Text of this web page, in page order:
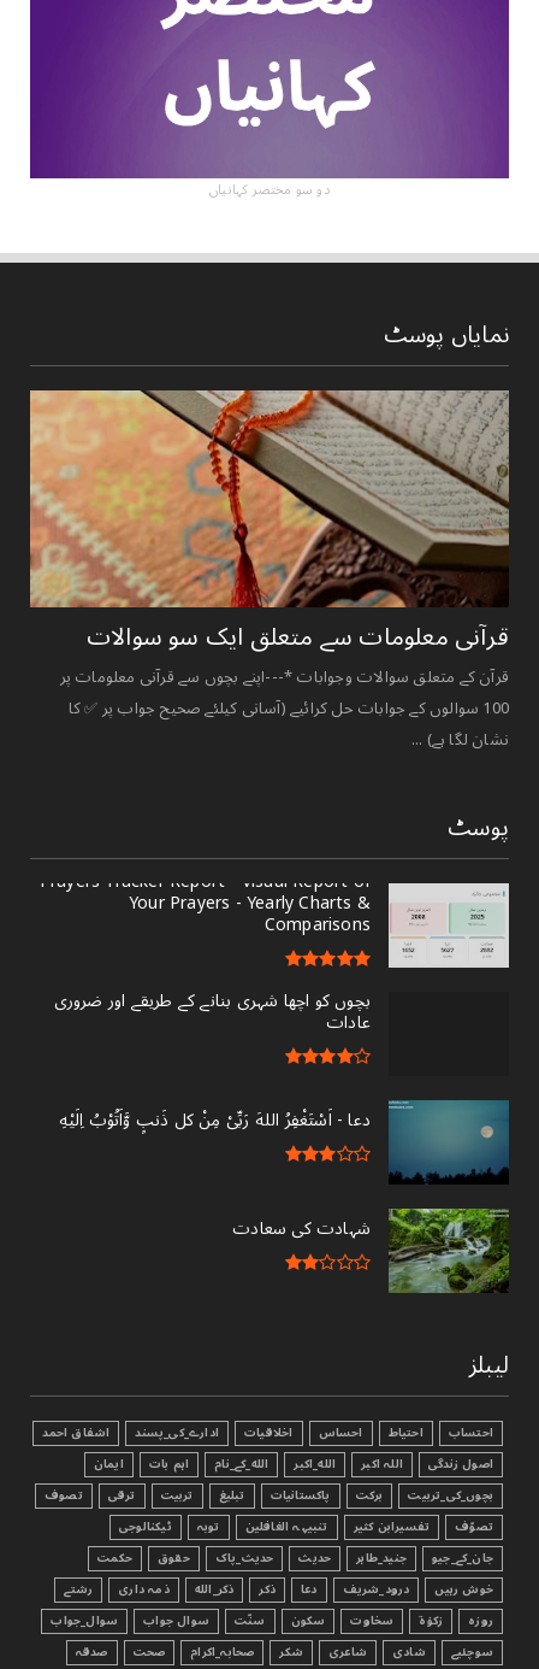
دو سو مختصر کہانیاں
نمایاں پوسٹ
قرآنی ‏معلومات ‏سے ‏متعلق ‏ایک ‏سو ‏سوالات ‏
قرآن کے متعلق سوالات وجوابات *---اپنے بچوں سے قرآنی معلومات پر
100 سوالوں کے جوابات حل کرائیے (آسانی کیلئے صحیح جواب پر ✅ کا
نشان لگا ہے) ...
پوسٹ
Prayers Tracker Report - Visual Report of
Your Prayers - Yearly Charts &
Comparisons
بچوں کو اچھا شہری بنانے کے طریقے اور ضروری
عادات
دعا - ‎اَسْتَغْفِرُ اللهَ رَبِّىْ مِنْ کل ذَنبٍ وَّاَتُوْبُ اِلَيْهِ
شہادت کی سعادت
لیبلز
احتساب احتیاط احساس اخلاقیات ادارے_کی_پسند
اشفاق احمد
اصول زندگی
اللہ اکبر الله_اکبر الله_کے_نام اہم بات
ایمان
بچوں_کی_تربیت
برکت پاکستانیات تبليغ تربیت ترقی
تصوف
تصوّف
تفسیرابن کثیر تنبیہہ الغافلین توبہ
ٹیکنالوجی
جان_کے_جیو
جنید_طاہر حدیث حدیث_پاک حقوق
حکمت
خوش رہیں
درود_شریف دعا ذکر ذکر_الله ذمہ داری
رشتے
روزہ
زکوٰۃ سخاوت سکون سنّت سوال جواب
سوال_جواب
سوچئیے
شادی شاعری شکر صحابہ_اکرام صحت صدقہ